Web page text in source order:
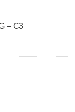
– C3